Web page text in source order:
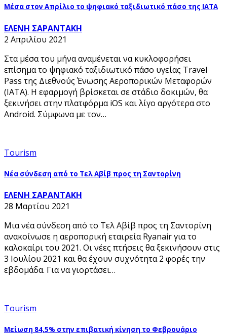
Μέσα στον Απρίλιο το ψηφιακό ταξιδιωτικό πάσο της ΙΑΤΑ
ΕΛΕΝΗ ΣΑΡΑΝΤΑΚΗ
2 Απριλίου 2021
Στα μέσα του μήνα αναμένεται να κυκλοφορήσει
επίσημα το ψηφιακό ταξιδιωτικό πάσο υγείας Travel
Pass της Διεθνούς Ένωσης Αεροπορικών Μεταφορών
(IATA). Η εφαρμογή βρίσκεται σε στάδιο δοκιμών, θα
ξεκινήσει στην πλατφόρμα iOS και λίγο αργότερα στο
Android. Σύμφωνα με τον…
Tourism
Νέα σύνδεση από το Τελ Αβίβ προς τη Σαντορίνη
ΕΛΕΝΗ ΣΑΡΑΝΤΑΚΗ
28 Μαρτίου 2021
Μια νέα σύνδεση από το Τελ Αβίβ προς τη Σαντορίνη
ανακοίνωσε η αεροπορική εταιρεία Ryanair για το
καλοκαίρι του 2021. Οι νέες πτήσεις θα ξεκινήσουν στις
3 Ιουλίου 2021 και θα έχουν συχνότητα 2 φορές την
εβδομάδα. Για να γιορτάσει…
Tourism
Μείωση 84,5% στην επιβατική κίνηση το Φεβρουάριο